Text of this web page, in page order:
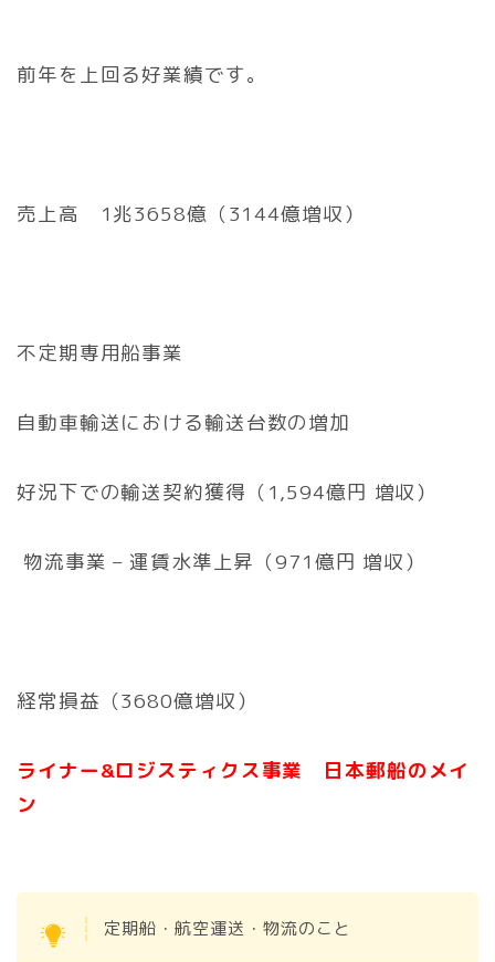
前年を上回る好業績です。
売上高 1兆3658億（3144億増収）
不定期専用船事業
自動車輸送における輸送台数の増加
好況下での輸送契約獲得（1,594億円 増収）
物流事業 – 運賃水準上昇（971億円 増収）
経常損益（3680億増収）
ライナー&ロジスティクス事業 日本郵船のメイ
ン
定期船・航空運送・物流のこと